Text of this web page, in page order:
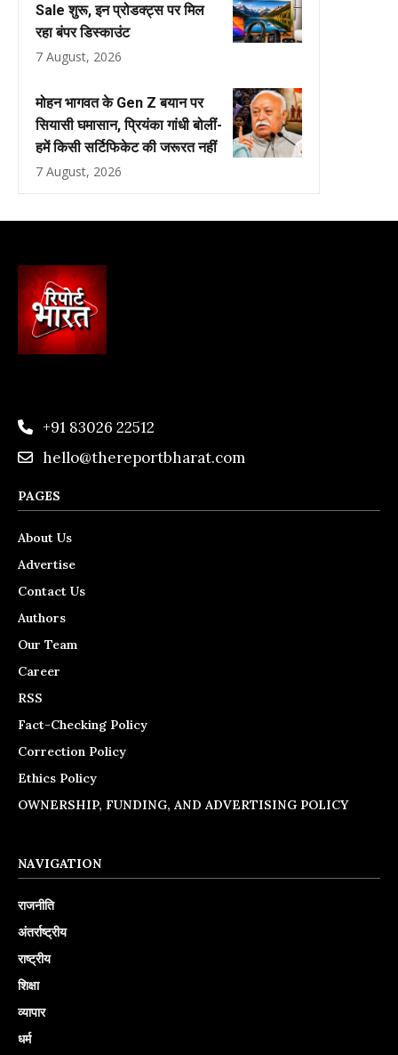
Sale शुरू, इन प्रोडक्ट्स पर मिल
रहा बंपर डिस्काउंट
7 August, 2026
मोहन भागवत के Gen Z बयान पर
सियासी घमासान, प्रियंका गांधी बोलीं-
हमें किसी सर्टिफिकेट की जरूरत नहीं
7 August, 2026
+91 83026 22512
hello@thereportbharat.com
PAGES
About Us
Advertise
Contact Us
Authors
Our Team
Career
RSS
Fact-Checking Policy
Correction Policy
Ethics Policy
OWNERSHIP, FUNDING, AND ADVERTISING POLICY
NAVIGATION
राजनीति
अंतर्राष्ट्रीय
राष्ट्रीय
शिक्षा
व्यापार
धर्म